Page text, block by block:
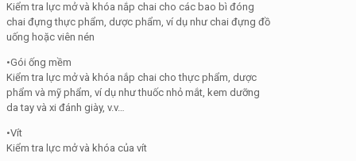
Kiểm tra lực mở và khóa nắp chai cho các bao bì đóng
chai đựng thực phẩm, dược phẩm, ví dụ như chai đựng đồ
uống hoặc viên nén
•Gói ống mềm
Kiểm tra lực mở và khóa nắp chai cho thực phẩm, dược
phẩm và mỹ phẩm, ví dụ như thuốc nhỏ mắt, kem dưỡng
da tay và xi đánh giày, v.v…
•Vít
Kiểm tra lực mở và khóa của vít